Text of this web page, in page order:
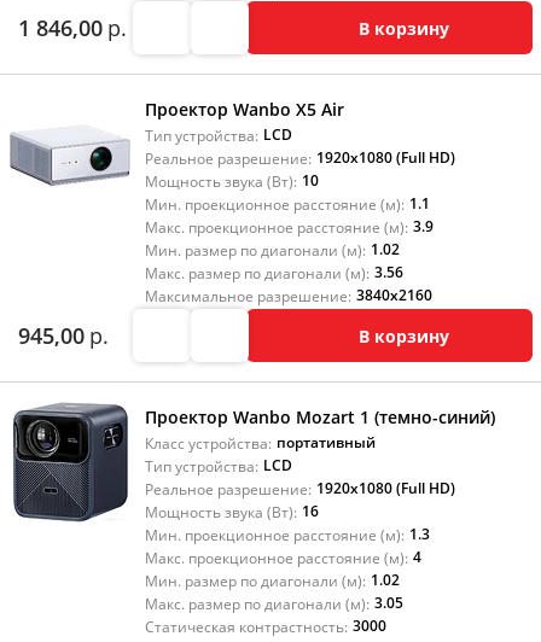
1 846,00 р. В корзину
Проектор Wanbo X5 Air
Тип устройства: LCD
Реальное разрешение: 1920x1080 (Full HD)
Мощность звука (Вт): 10
Мин. проекционное расстояние (м): 1.1
Макс. проекционное расстояние (м): 3.9
Мин. размер по диагонали (м): 1.02
Макс. размер по диагонали (м): 3.56
Максимальное разрешение: 3840x2160
945,00 р. В корзину
Проектор Wanbo Mozart 1 (темно-синий)
Класс устройства: портативный
Тип устройства: LCD
Реальное разрешение: 1920x1080 (Full HD)
Мощность звука (Вт): 16
Мин. проекционное расстояние (м): 1.3
Макс. проекционное расстояние (м): 4
Мин. размер по диагонали (м): 1.02
Макс. размер по диагонали (м): 3.05
Статическая контрастность: 3000